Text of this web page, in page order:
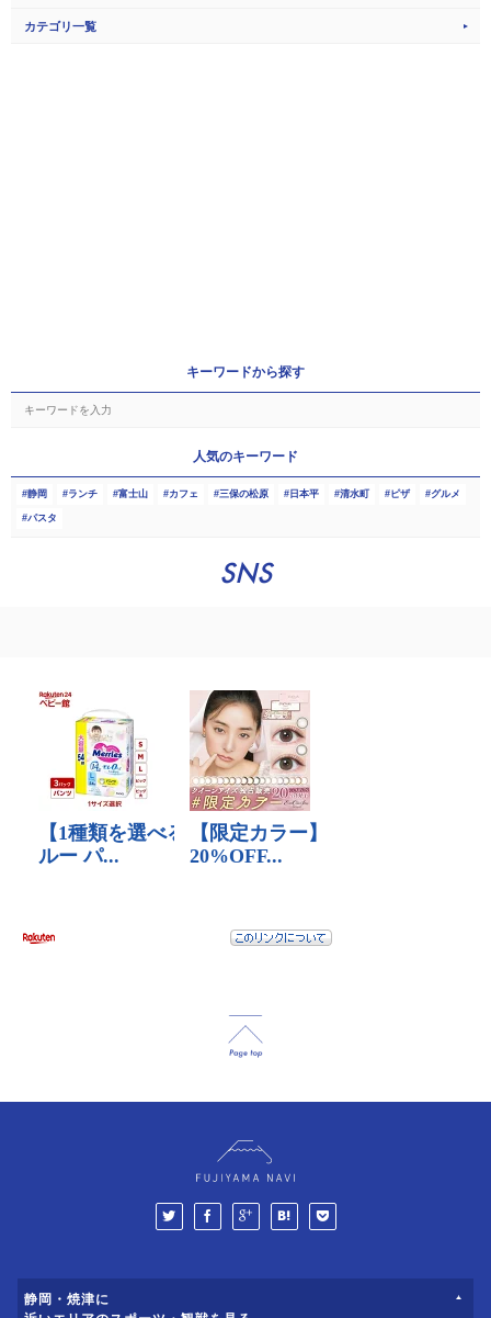
カテゴリ一覧
キーワードから探す
人気のキーワード
静岡 ランチ 富士山 カフェ 三保の松原 日本平 清水町 ピザ グルメ
パスタ
SNS
静岡・焼津に